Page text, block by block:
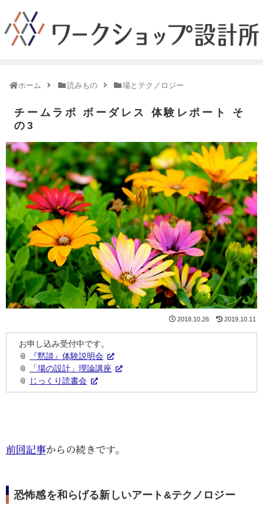
ホーム 読みもの 場とテクノロジー
チームラボ ボーダレス 体験レポート そ
の3
2019.10.11
2018.10.26
お申し込み受付中です。
📎
『黙談』体験説明会
📎
「場の設計」理論講座
📎
じっくり読書会
前回記事からの続きです。
恐怖感を和らげる新しいアート&テクノロジー